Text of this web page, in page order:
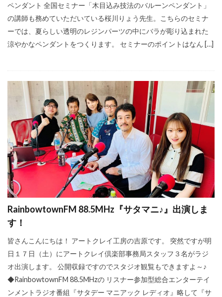
ペンダント 全国セミナー「木目込み技法のバルーンペンダント」
の講師も務めていただいている桜川りょう先生。こちらのセミナ
ーでは、夏らしい透明のレジンパーツの中にバラが彫り込まれた
涼やかなペンダントをつくります。 セミナーのポイントはなん […]
RainbowtownFM 88.5MHz『サタマニ♪』出演しま
す！
皆さんこんにちは！ アートクレイ工房の吉原です。 突然ですが明
日１７日（土）にアートクレイ倶楽部事務局スタッフ３名がラジ
オ出演します。 公開収録ですのでスタジオ観覧もできますよ～♪
◆RainbowtownFM 88.5MHzの リスナー参加型総合エンターテイ
ンメントラジオ番組『サタデー マニアック レディオ』略して『サ